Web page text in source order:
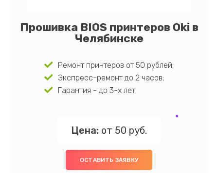
Прошивка BIOS принтеров Oki в
Челябинске
Ремонт принтеров от 50 рублей;
Экспресс-ремонт до 2 часов;
Гарантия - до 3-х лет;
Цена: от 50 руб.
ОСТАВИТЬ ЗАЯВКУ